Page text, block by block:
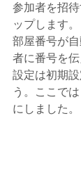
参加者を招
ップします。
部屋番号が
者に番号を伝
設定は初期
う。ここで
にしました。